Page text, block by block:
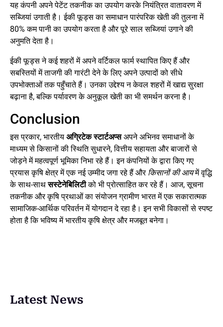
यह कंपनी अपने पेटेंट तकनीक का उपयोग करके नियंत्रित वातावरण में
सब्जियां उगाती है। ईकी फूड्स का समाधान पारंपरिक खेती की तुलना में
80% कम पानी का उपयोग करता है और पूरे साल सब्जियां उगाने की
अनुमति देता है।
ईकी फूड्स ने कई शहरों में अपने वर्टिकल फार्म स्थापित किए हैं और
सबस्तियों में ताजगी की गारंटी देने के लिए अपने उत्पादों को सीधे
उपभोक्ताओं तक पहुँचाते हैं। उनका उद्देश्य न केवल शहरों में खाद्य सुरक्षा
बढ़ाना है, बल्कि पर्यावरण के अनुकूल खेती का भी समर्थन करना है।
Conclusion
इस प्रकार, भारतीय अग्रिटेक स्टार्टअप्सअपने अभिनव समाधानों के
माध्यम से किसानों की स्थिति सुधारने, वित्तीय सहायता और बाजारों से
जोड़ने में महत्वपूर्ण भूमिका निभा रहे हैं। इन कंपनियों के द्वारा किए गए
प्रयास कृषि क्षेत्र में एक नई उम्मीद जगा रहे हैं और किसानों की आयमें वृद्धि
के साथ-साथसस्टेनेबिलिटीको भी प्रोत्साहित कर रहे हैं। आज, सूचना
तकनीक और कृषि प्रथाओं का संयोजन ग्रामीण भारत में एक सकारात्मक
सामाजिक-आर्थिक परिवर्तन में योगदान दे रहा है। इन सभी विकासों से स्पष्ट
होता है कि भविष्य में भारतीय कृषि क्षेत्र और मजबूत बनेगा।
Latest News